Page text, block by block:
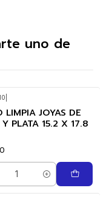
uno de
LIMPIA JOYAS DE
PLATA 15.2 X 17.8